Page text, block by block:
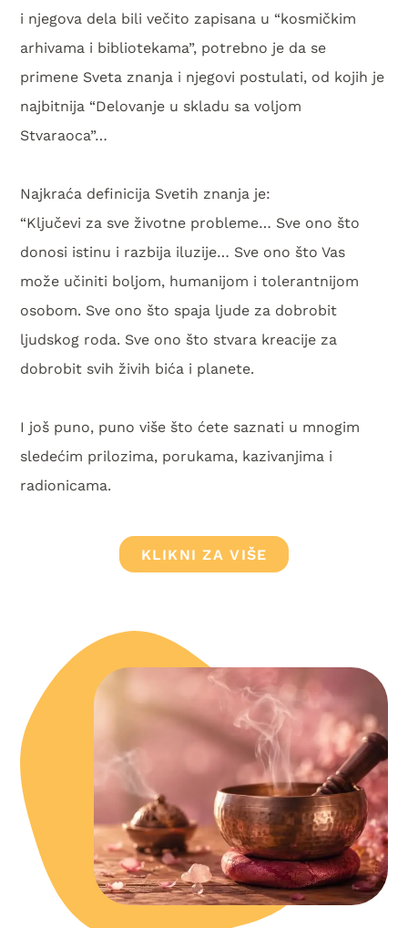
i njegova dela bili večito zapisana u “kosmičkim
arhivama i bibliotekama”, potrebno je da se
primene Sveta znanja i njegovi postulati, od kojih je
najbitnija “Delovanje u skladu sa voljom
Stvaraoca”…
Najkraća definicija Svetih znanja je:
“Ključevi za sve životne probleme… Sve ono što
donosi istinu i razbija iluzije… Sve ono što Vas
može učiniti boljom, humanijom i tolerantnijom
osobom. Sve ono što spaja ljude za dobrobit
ljudskog roda. Sve ono što stvara kreacije za
dobrobit svih živih bića i planete.
I još puno, puno više što ćete saznati u mnogim
sledećim prilozima, porukama, kazivanjima i
radionicama.
KLIKNI ZA VIŠE